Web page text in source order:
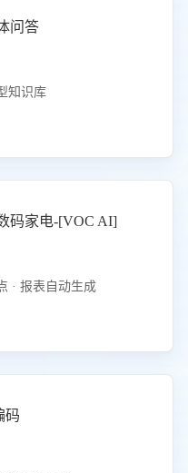
问答
知识库
码家电-[VOC AI]
· 报表自动生成
码